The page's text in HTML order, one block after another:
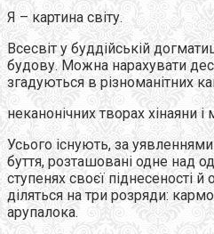
Я – картина світу.
Всесвіт у буддійській
будову. Можна нарахувати
згадуються в різноманітних
неканонічних творах хінаяни і
Усього існують, за
буття, розташовані одне над
ступенях своєї піднесеності й
діляться на три розряди:
арупалока.